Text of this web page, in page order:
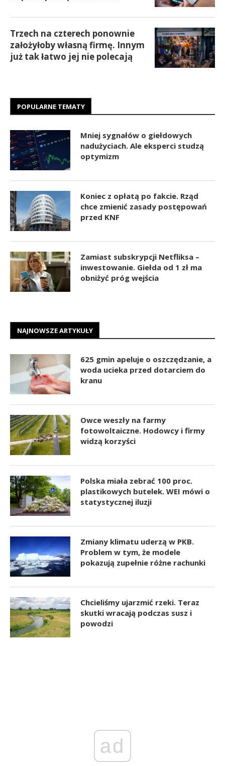
Trzech na czterech ponownie
założyłoby własną firmę. Innym
już tak łatwo jej nie polecają
POPULARNE TEMATY
Mniej sygnałów o giełdowych
nadużyciach. Ale eksperci studzą
optymizm
Koniec z opłatą po fakcie. Rząd
chce zmienić zasady postępowań
przed KNF
Zamiast subskrypcji Netfliksa –
inwestowanie. Giełda od 1 zł ma
obniżyć próg wejścia
NAJNOWSZE ARTYKUŁY
625 gmin apeluje o oszczędzanie, a
woda ucieka przed dotarciem do
kranu
Owce weszły na farmy
fotowoltaiczne. Hodowcy i firmy
widzą korzyści
Polska miała zebrać 100 proc.
plastikowych butelek. WEI mówi o
statystycznej iluzji
Zmiany klimatu uderzą w PKB.
Problem w tym, że modele
pokazują zupełnie różne rachunki
Chcieliśmy ujarzmić rzeki. Teraz
skutki wracają podczas susz i
powodzi
ad